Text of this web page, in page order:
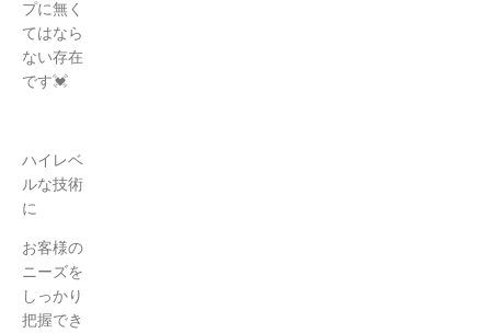
プに無く
てはなら
ない存在
です💓
ハイレベ
ルな技術
に
お客様の
ニーズを
しっかり
把握でき